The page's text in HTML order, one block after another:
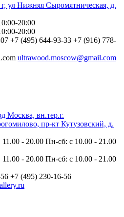
ул Нижняя Сыромятническая, д.
20:00
20:00
+7 (916) 778-
ultrawood.moscow@gmail.com
Москва, вн.тер.г.
пр-кт Кутузовский, д.
Пн-сб: с 10.00 - 21.00
Пн-сб: с 10.00 - 21.00
+7 (495) 230-16-56